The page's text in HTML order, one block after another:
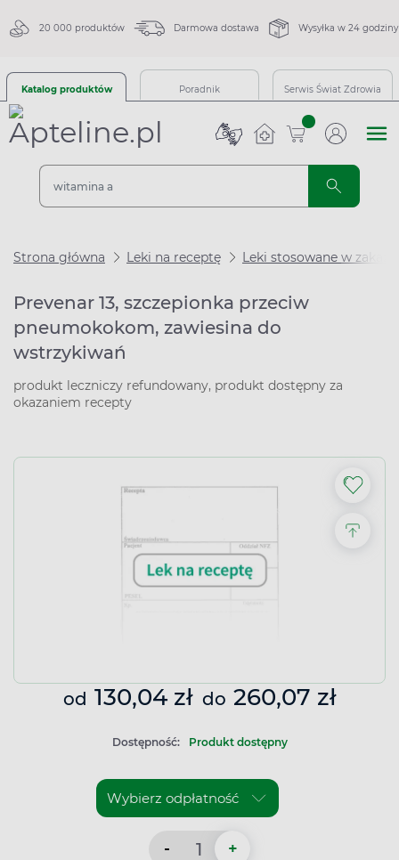
20 000 produktów Darmowa dostawa Wysyłka w 24 godziny
Katalog produktów Poradnik Serwis Świat Zdrowia
sztuk
Strona główna Leki na receptę Leki stosowane w
Prevenar 13, szczepionka przeciw
pneumokokom, zawiesina do
wstrzykiwań
produkt leczniczy refundowany, produkt dostępny za
okazaniem recepty
od 130,04 zł do 260,07 zł
Dostępność: Produkt dostępny
- +